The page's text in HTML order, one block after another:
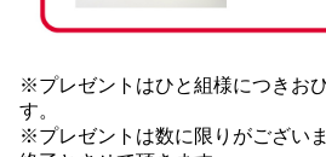
※プレゼントはひと組様につきお
す。
※プレゼントは数に限りがござい